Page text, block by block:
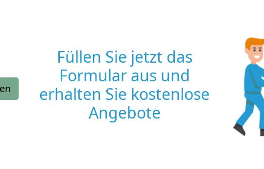
Füllen Sie jetzt das
Formular aus und
erhalten Sie kostenlose
Angebote